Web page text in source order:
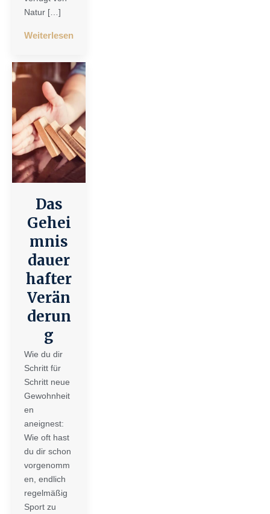
Natur […]
Weiterlesen
Das
Gehei
mnis
dauer
hafter
Verän
derun
g
Wie du dir
Schritt für
Schritt neue
Gewohnheit
en
aneignest:
Wie oft hast
du dir schon
vorgenomm
en, endlich
regelmäßig
Sport zu